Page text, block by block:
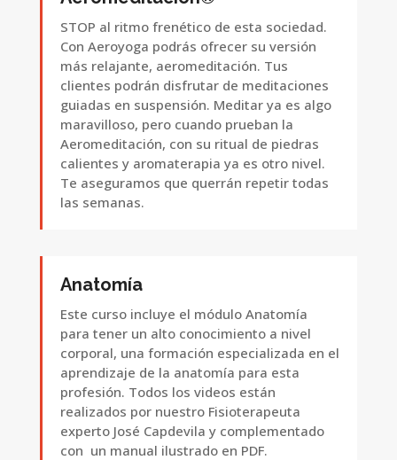
STOP al ritmo frenético de esta sociedad.
Con Aeroyoga podrás ofrecer su versión
más relajante, aeromeditación. Tus
clientes podrán disfrutar de meditaciones
guiadas en suspensión. Meditar ya es algo
maravilloso, pero cuando prueban la
Aeromeditación, con su ritual de piedras
calientes y aromaterapia ya es otro nivel.
Te aseguramos que querrán repetir todas
las semanas.
Anatomía
Este curso incluye el módulo Anatomía
para tener un alto conocimiento a nivel
corporal, una formación especializada en el
aprendizaje de la anatomía para esta
profesión. Todos los videos están
realizados por nuestro Fisioterapeuta
experto José Capdevila y complementado
con un manual ilustrado en PDF.